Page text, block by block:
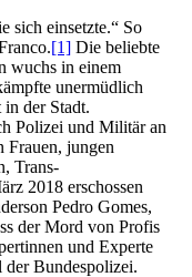
sich einsetzte.“ So
[1] Die beliebte
wuchs in einem
unermüdlich
der Stadt.
Polizei und Militär an
Frauen, jungen
Trans-
2018 erschossen
Pedro Gomes,
der Mord von Profis
und Experte
der Bundespolizei.